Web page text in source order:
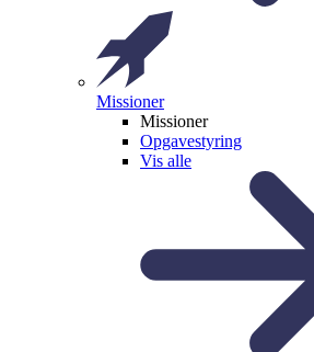
Missioner
Missioner
Opgavestyring
Vis alle